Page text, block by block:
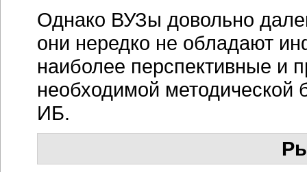
Однако ВУЗы довольно
они нередко не обладают
наиболее перспективные и
необходимой методической
ИБ.